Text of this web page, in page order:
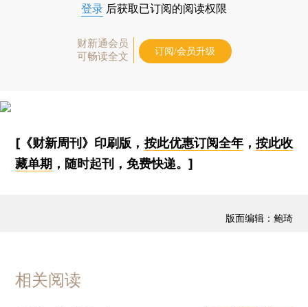
登录 后获取已订阅的阅读权限
财新通会员
可畅读全文
订阅/会员升级
[《财新周刊》印刷版， 按此优惠订阅全年， 按此收
藏单期 ，随时起刊，免费快递。]
版面编辑：鲍琦
相关阅读